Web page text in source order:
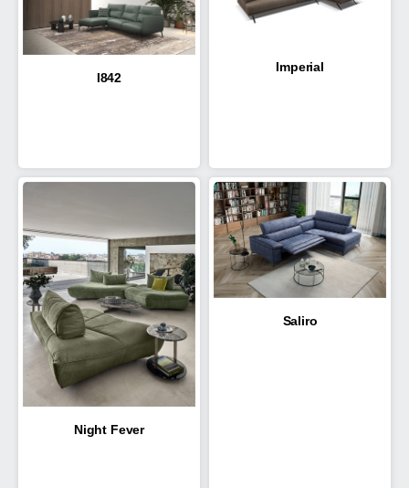
I842
Imperial
Night Fever
Saliro